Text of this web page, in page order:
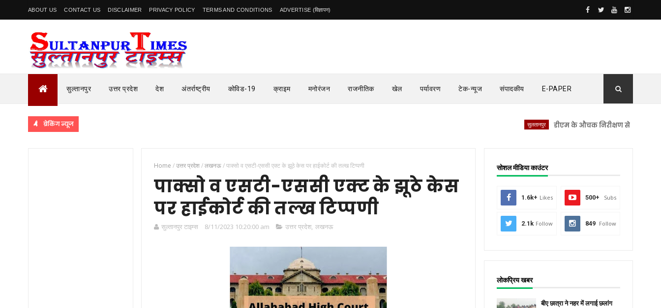
ABOUT US CONTACT US DISCLAIMER PRIVACY POLICY TERMS AND CONDITIONS ADVERTISE (विज्ञापन)
सुल्तानपुर उत्तर प्रदेश देश अंतर्राष्ट्रीय कोविड-19 क्राइम मनोरंजन राजनीतिक खेल पर्यावरण टेक-न्यूज संपादकीय E-PAPER
ब्रेकिंग न्यूज डीएम के औचक निरीक्षण से सीएचसी लंभुआ में
Home /उत्तर प्रदेश/लखनऊ/पाक्सो व एसटी-एससी एक्ट के झूठे केस पर हाईकोर्ट की तल्ख टिप्पणी
पाक्सो व एसटी-एससी एक्ट के झूठे केस
पर हाईकोर्ट की तल्ख टिप्पणी
सुल्तानपुर टाइम्स 8/11/2023 10:20:00 am उत्तर प्रदेश, लखनऊ
सोशल मीडिया काउंटर
1.6k+ Likes 500+ Subs
2.1k Follow 849 Follow
लोकप्रिय खबर
बीए छात्रा ने नहर में लगाई छलांग